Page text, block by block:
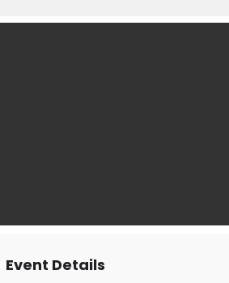
Event Details